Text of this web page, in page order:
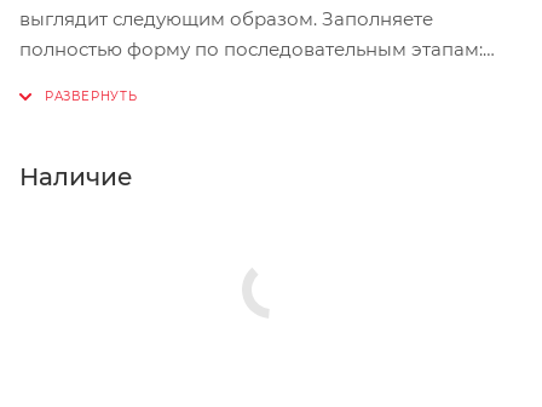
выглядит следующим образом. Заполняете
полностью форму по последовательным этапам:
Нажмите кнопку «Оформить заказ».
Наличие